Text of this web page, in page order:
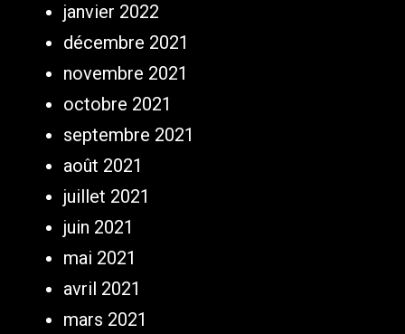
janvier 2022
décembre 2021
novembre 2021
octobre 2021
septembre 2021
août 2021
juillet 2021
juin 2021
mai 2021
avril 2021
mars 2021